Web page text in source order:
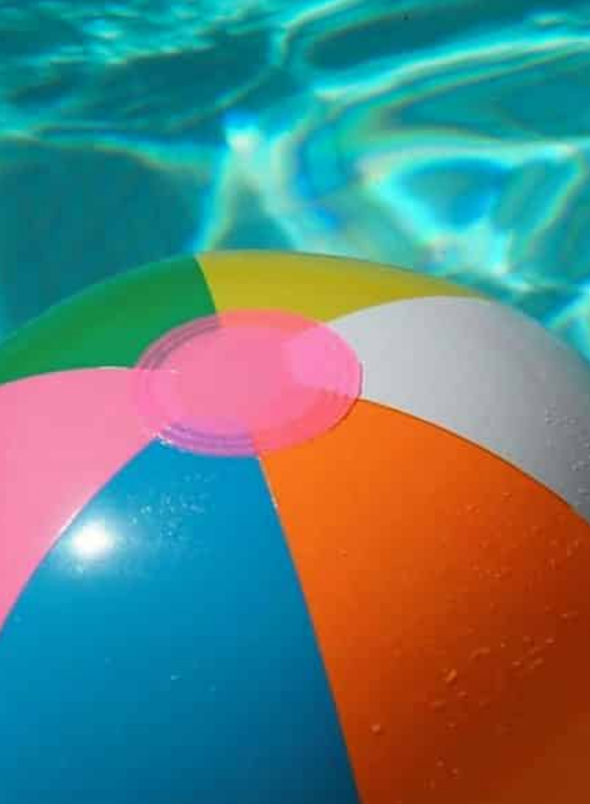
VOTRE VILLE VOTRE QUOTIDIEN